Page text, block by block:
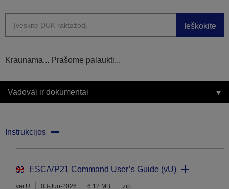
Ieškokite
Kraunama... Prašome palaukti...
Vadovai ir dokumentai
Instrukcijos
ESC/VP21 Command User’s Guide (vU)
ver.U 03-Jun-2026 6.12 MB .zip